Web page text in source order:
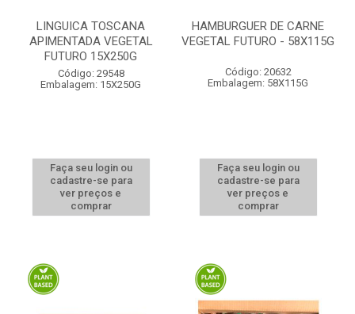
LINGUICA TOSCANA
APIMENTADA VEGETAL
FUTURO 15X250G
Código: 29548
Embalagem: 15X250G
Faça seu login ou
cadastre-se para
ver preços e
comprar
HAMBURGUER DE CARNE
VEGETAL FUTURO - 58X115G
Código: 20632
Embalagem: 58X115G
Faça seu login ou
cadastre-se para
ver preços e
comprar